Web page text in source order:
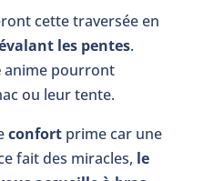
cette traversée en
les pentes.
anime pourront
ou leur tente.
confortprime car une
fait des miracles, le